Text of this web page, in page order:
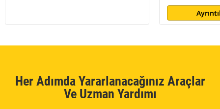
Her Adımda Yararlanacağınız Araçlar
Ve Uzman Yardımı